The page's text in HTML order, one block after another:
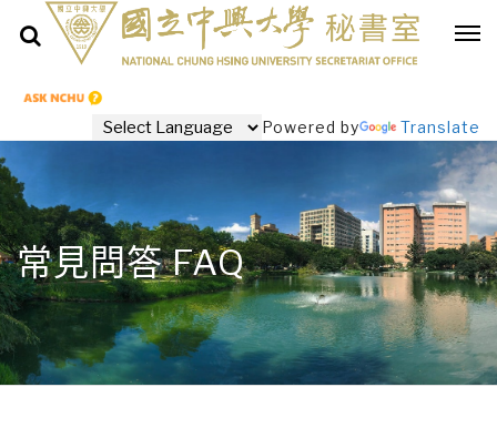
Powered by Translate
常見問答 FAQ